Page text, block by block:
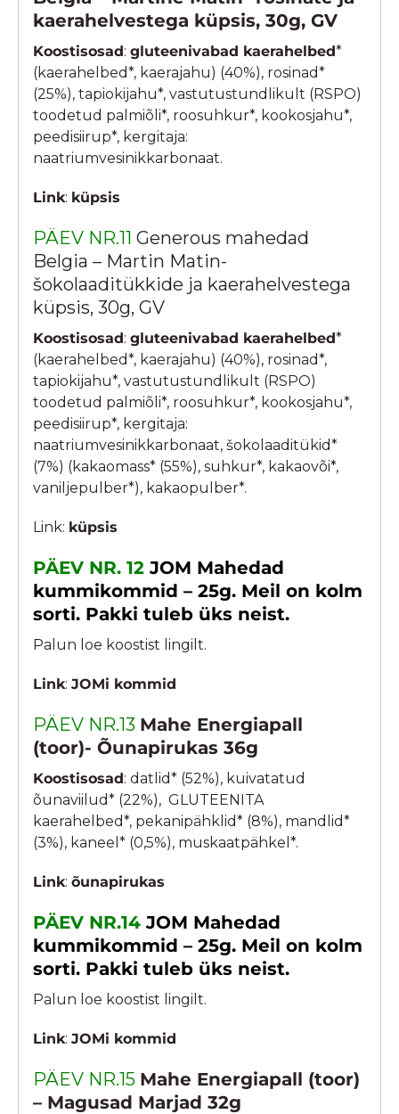
kaerahelvestega küpsis, 30g, GV
Koostisosad:gluteenivabad kaerahelbed*
(kaerahelbed*, kaerajahu) (40%), rosinad*
(25%), tapiokijahu*, vastutustundlikult (RSPO)
toodetud palmiõli*, roosuhkur*, kookosjahu*,
peedisiirup*, kergitaja:
naatriumvesinikkarbonaat.
Link: küpsis
PÄEV NR.11Generous mahedad
Belgia – Martin Matin-
šokolaaditükkide ja kaerahelvestega
küpsis, 30g, GV
Koostisosad:gluteenivabad kaerahelbed*
(kaerahelbed*, kaerajahu) (40%), rosinad*,
tapiokijahu*, vastutustundlikult (RSPO)
toodetud palmiõli*, roosuhkur*, kookosjahu*,
peedisiirup*, kergitaja:
naatriumvesinikkarbonaat, šokolaaditükid*
(7%) (kakaomass* (55%), suhkur*, kakaovõi*,
vaniljepulber*), kakaopulber*.
Link: küpsis
PÄEV NR. 12JOM Mahedad
kummikommid – 25g. Meil on kolm
sorti. Pakki tuleb üks neist.
Palun loe koostist lingilt.
Link:JOMi kommid
PÄEV NR.13 Mahe Energiapall
(toor)- Õunapirukas 36g
Koostisosad: datlid* (52%), kuivatatud
õunaviilud* (22%), GLUTEENITA
kaerahelbed*, pekanipähklid* (8%), mandlid*
(3%), kaneel* (0,5%), muskaatpähkel*.
Link:õunapirukas
PÄEV NR.14JOM Mahedad
kummikommid – 25g. Meil on kolm
sorti. Pakki tuleb üks neist.
Palun loe koostist lingilt.
Link:JOMi kommid
PÄEV NR.15 Mahe Energiapall (toor)
– Magusad Marjad 32g